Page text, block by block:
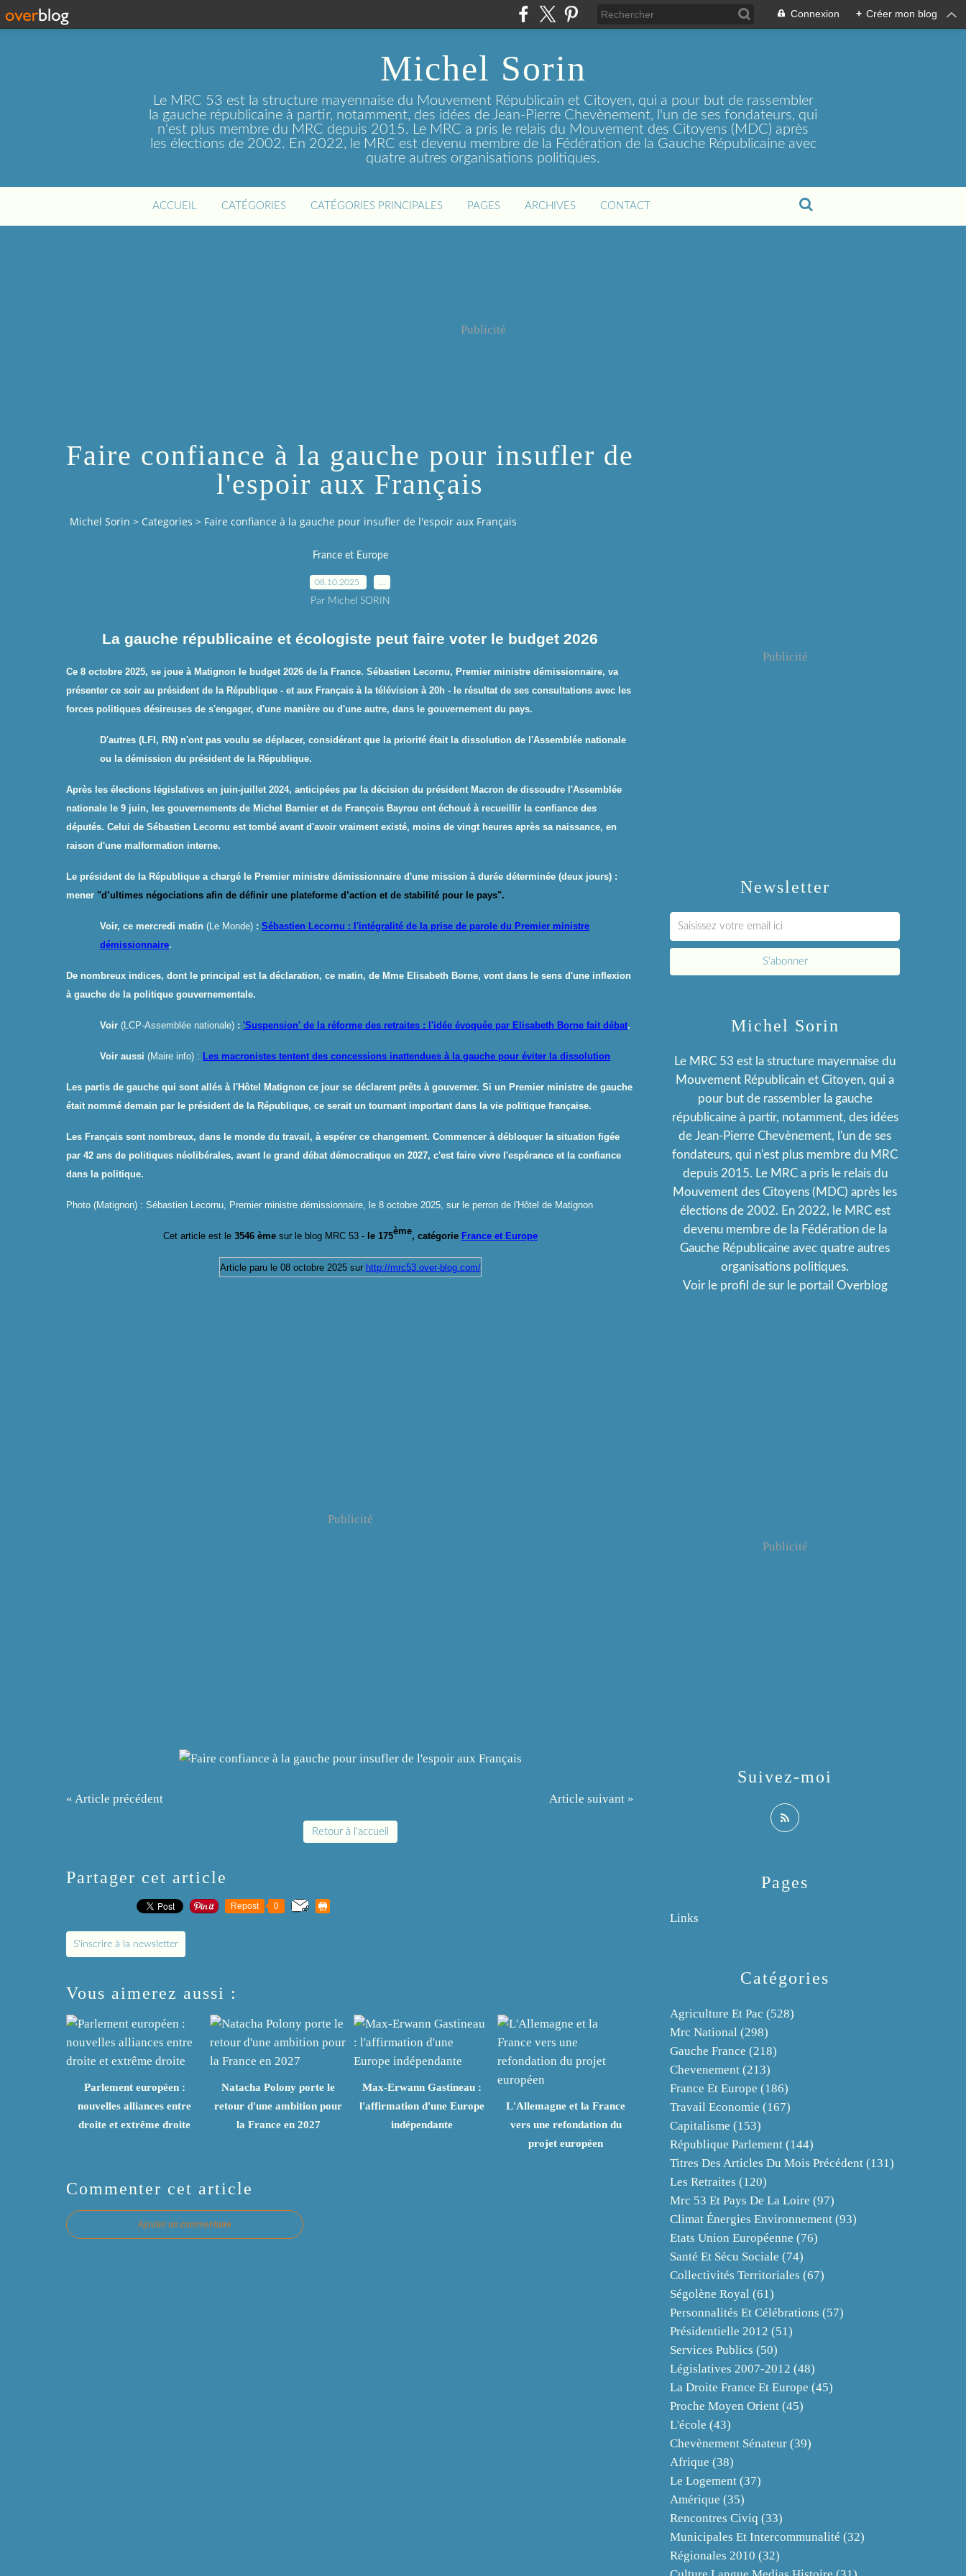
Connexion + Créer mon blog
Michel Sorin
Le MRC 53 est la structure mayennaise du Mouvement Républicain et Citoyen, qui a pour but de rassembler
la gauche républicaine à partir, notamment, des idées de Jean-Pierre Chevènement, l'un de ses fondateurs, qui
n'est plus membre du MRC depuis 2015. Le MRC a pris le relais du Mouvement des Citoyens (MDC) après
les élections de 2002. En 2022, le MRC est devenu membre de la Fédération de la Gauche Républicaine avec
quatre autres organisations politiques.
ACCUEIL CATÉGORIES CATÉGORIES PRINCIPALES PAGES ARCHIVES CONTACT
Publicité
Faire confiance à la gauche pour insufler de
l'espoir aux Français
Michel Sorin > Categories > Faire confiance à la gauche pour insufler de l'espoir aux Français
France et Europe
08.10.2025
Par Michel SORIN
La gauche républicaine et écologiste peut faire voter le budget 2026
Ce 8 octobre 2025, se joue à Matignon le budget 2026 de la France. Sébastien Lecornu, Premier ministre démissionnaire, va
présenter ce soir au président de la République - et aux Français à la télévision à 20h - le résultat de ses consultations avec les
forces politiques désireuses de s'engager, d'une manière ou d'une autre, dans le gouvernement du pays.
D'autres (LFI, RN) n'ont pas voulu se déplacer, considérant que la priorité était la dissolution de l'Assemblée nationale
ou la démission du président de la République.
Après les élections législatives en juin-juillet 2024, anticipées par la décision du président Macron de dissoudre l'Assemblée
nationale le 9 juin, les gouvernements de Michel Barnier et de François Bayrou ont échoué à recueillir la confiance des
députés. Celui de Sébastien Lecornu est tombé avant d'avoir vraiment existé, moins de vingt heures après sa naissance, en
raison d'une malformation interne.
Le président de la République a chargé le Premier ministre démissionnaire d'une mission à durée déterminée (deux jours) :
mener "d’ultimes négociations afin de définir une plateforme d’action et de stabilité pour le pays".
Voir, ce mercredi matin (Le Monde) : Sébastien Lecornu : l'intégralité de la prise de parole du Premier ministre
démissionnaire.
De nombreux indices, dont le principal est la déclaration, ce matin, de Mme Elisabeth Borne, vont dans le sens d'une inflexion
à gauche de la politique gouvernementale.
Voir (LCP-Assemblée nationale) : 'Suspension' de la réforme des retraites : l'idée évoquée par Elisabeth Borne fait débat.
Voir aussi (Maire info) : Les macronistes tentent des concessions inattendues à la gauche pour éviter la dissolution
Les partis de gauche qui sont allés à l'Hôtel Matignon ce jour se déclarent prêts à gouverner. Si un Premier ministre de gauche
était nommé demain par le président de la République, ce serait un tournant important dans la vie politique française.
Les Français sont nombreux, dans le monde du travail, à espérer ce changement. Commencer à débloquer la situation figée
par 42 ans de politiques néolibérales, avant le grand débat démocratique en 2027, c'est faire vivre l'espérance et la confiance
dans la politique.
Photo (Matignon) : Sébastien Lecornu, Premier ministre démissionnaire, le 8 octobre 2025, sur le perron de l'Hôtel de Matignon
Cet article est le3546ème sur leblog MRC 53 - le 175ème, catégorie France et Europe
Article paru le 08octobre 2025sur http://mrc53.over-blog.com/
Publicité
« Article précédent Article suivant »
Retour à l'accueil
Partager cet article
Repost 0
S'inscrire à la newsletter
Vous aimerez aussi :
Parlement européen :
nouvelles alliances entre
droite et extrême droite
Natacha Polony porte le
retour d'une ambition pour
la France en 2027
Max-Erwann Gastineau :
l'affirmation d'une Europe
indépendante
L'Allemagne et la France
vers une refondation du
projet européen
Commenter cet article
Ajouter un commentaire
Newsletter
Publicité
Catégories
Agriculture Et Pac (528)
Mrc National (298)
Gauche France (218)
Chevenement (213)
France Et Europe (186)
Travail Economie (167)
Capitalisme (153)
République Parlement (144)
Titres Des Articles Du Mois Précédent (131)
Les Retraites (120)
Mrc 53 Et Pays De La Loire (97)
Climat Énergies Environnement (93)
Etats Union Européenne (76)
Santé Et Sécu Sociale (74)
Collectivités Territoriales (67)
Ségolène Royal (61)
Personnalités Et Célébrations (57)
Présidentielle 2012 (51)
Services Publics (50)
Législatives 2007-2012 (48)
La Droite France Et Europe (45)
Proche Moyen Orient (45)
L'école (43)
Chevènement Sénateur (39)
Afrique (38)
Le Logement (37)
Amérique (35)
Rencontres Civiq (33)
Municipales Et Intercommunalité (32)
Régionales 2010 (32)
Pages
Links
Michel Sorin
Le MRC 53 est la structure mayennaise du
Mouvement Républicain et Citoyen, qui a
pour but de rassembler la gauche
républicaine à partir, notamment, des idées
de Jean-Pierre Chevènement, l'un de ses
fondateurs, qui n'est plus membre du MRC
depuis 2015. Le MRC a pris le relais du
Mouvement des Citoyens (MDC) après les
élections de 2002. En 2022, le MRC est
devenu membre de la Fédération de la
Gauche Républicaine avec quatre autres
organisations politiques.
Voir le profil de sur le portail Overblog
Suivez-moi
Publicité